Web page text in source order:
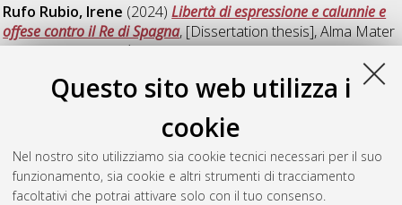
Questo sito web utilizza i
cookie
Nel nostro sito utilizziamo sia cookie tecnici necessari per il suo
funzionamento, sia cookie e altri strumenti di tracciamento
facoltativi che potrai attivare solo con il tuo consenso.
Rufo Rubio, Irene (2024)Libertà di espressione e calunnie e
offese contro il Re di Spagna, [Dissertation thesis], Alma Mater
Studiorum Università di Bologna. Dottorato di ricerca in
Villalba Cano, Laura Maria(2024)L'iniziativa dei cittadini
europei: un'analisi della sua efficacia come strumento di
, [Dissertation thesis], Alma Mater
Studiorum Università di Bologna. Dottorato di ricerca in Diritto
europeo, 36 Ciclo.